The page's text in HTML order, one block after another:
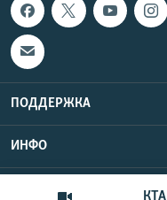
КТА
ПОДДЕРЖКА
ИНФО
Copyright
UTC+3